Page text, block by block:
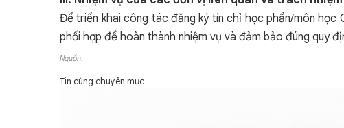
Để triển khai công tác đăng ký tín chỉ học phần/môn học
phối hợp để hoàn thành nhiệm vụ và đảm bảo đúng quy
Nguồn:
Tin cùng chuyên mục